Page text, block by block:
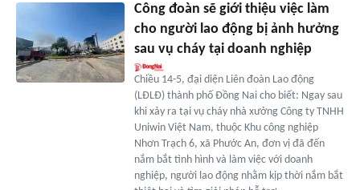
Công đoàn sẽ giới thiệu việc làm
cho người lao động bị ảnh hưởng
sau vụ cháy tại doanh nghiệp
Chiều 14-5, đại diện Liên đoàn Lao động
(LĐLĐ) thành phố Đồng Nai cho biết: Ngay sau
khi xảy ra tại vụ cháy nhà xưởng Công ty TNHH
Uniwin Việt Nam, thuộc Khu công nghiệp
Nhơn Trạch 6, xã Phước An, đơn vị đã đến
nắm bắt tình hình và làm việc với doanh
nghiệp, người lao động nhằm kịp thời nắm bắt